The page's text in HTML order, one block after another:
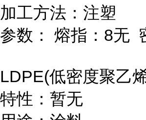
加工方法：注塑
参数：
熔指： 8无
LDPE(低密度聚乙
特性：暂无